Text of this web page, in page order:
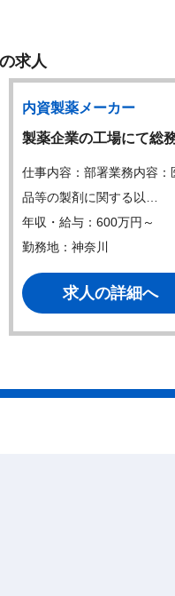
求人
内資製薬メーカー
製薬企業の工場にて総
仕事内容：部署業務内容：
品等の製剤に関する以…
年収・給与：600万円～
勤務地：神奈川
求人の詳細へ